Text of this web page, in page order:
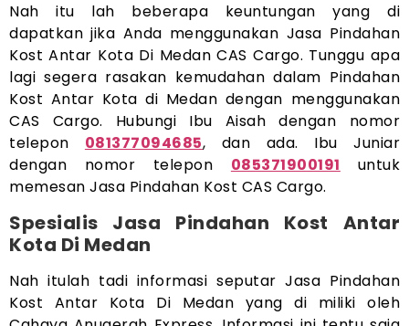
Nah itu lah beberapa keuntungan yang di
dapatkan jika Anda menggunakan Jasa Pindahan
Kost Antar Kota Di Medan CAS Cargo. Tunggu apa
lagi segera rasakan kemudahan dalam Pindahan
Kost Antar Kota di Medan dengan menggunakan
CAS Cargo. Hubungi Ibu Aisah dengan nomor
telepon 081377094685, dan ada. Ibu Juniar
dengan nomor telepon 085371900191
untuk
memesan Jasa Pindahan Kost CAS Cargo.
Spesialis Jasa Pindahan Kost Antar
Kota Di Medan
Nah itulah tadi informasi seputar Jasa Pindahan
Kost Antar Kota Di Medan yang di miliki oleh